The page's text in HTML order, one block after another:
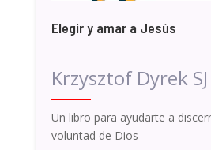
Elegir y amar a Jesús
Krzysztof Dyrek SJ
Un libro para ayudarte a
voluntad de Dios